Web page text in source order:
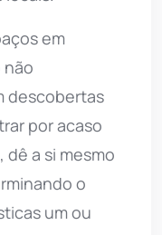
em
descobertas
por acaso
a si mesmo
o
um ou